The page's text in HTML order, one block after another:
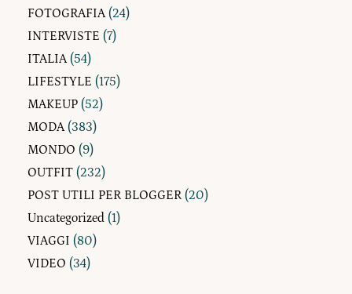
FOTOGRAFIA(24)
INTERVISTE (7)
ITALIA(54)
LIFESTYLE (175)
MAKEUP (52)
MODA(383)
MONDO (9)
OUTFIT (232)
POST UTILI PER BLOGGER (20)
Uncategorized (1)
VIAGGI (80)
VIDEO (34)